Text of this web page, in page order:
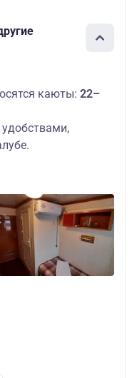
каюты: 22–